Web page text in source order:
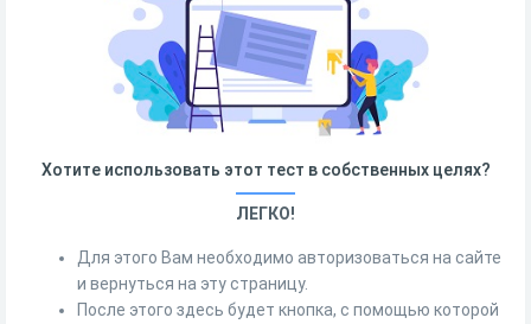
Хотите использовать этот тест в собственных целях?
ЛЕГКО!
Для этого Вам необходимо авторизоваться на сайте
и вернуться на эту страницу.
После этого здесь будет кнопка, с помощью которой